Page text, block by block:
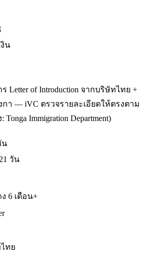
น
Letter of Introduction จากบริษัทไทย +
กา — iVC ตรวจรายละเอียดให้ตรงตาม
Immigration Department)
น
วัน
6 เดือน+
ทย